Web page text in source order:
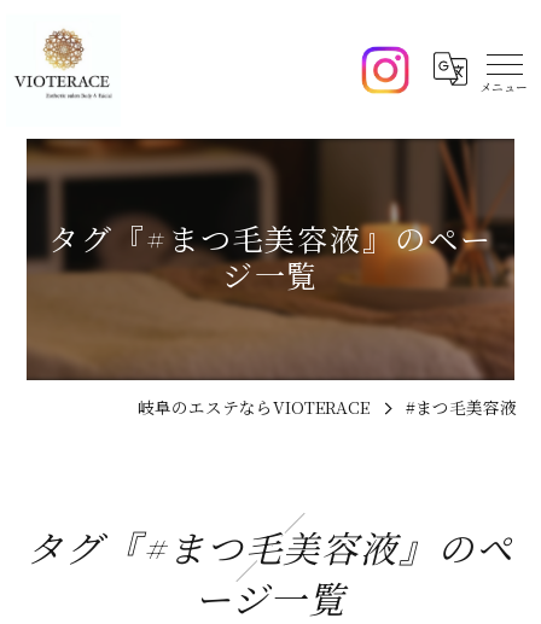
タグ『#まつ毛美容液』のペー
ジ一覧
岐阜のエステならVIOTERACE #まつ毛美容液
タグ『#まつ毛美容液』のペ
ージ一覧